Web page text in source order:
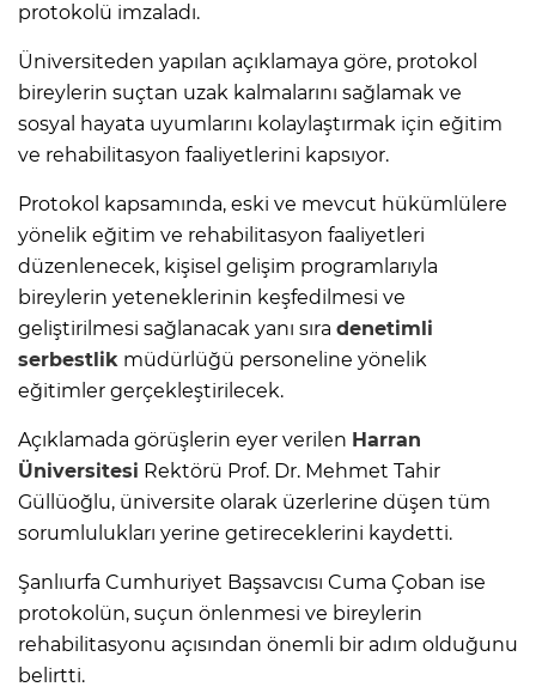
protokolü imzaladı.
Üniversiteden yapılan açıklamaya göre, protokol
bireylerin suçtan uzak kalmalarını sağlamak ve
sosyal hayata uyumlarını kolaylaştırmak için eğitim
ve rehabilitasyon faaliyetlerini kapsıyor.
Protokol kapsamında, eski ve mevcut hükümlülere
yönelik eğitim ve rehabilitasyon faaliyetleri
düzenlenecek, kişisel gelişim programlarıyla
bireylerin yeteneklerinin keşfedilmesi ve
geliştirilmesi sağlanacak yanı sıra denetimli
serbestlik müdürlüğü personeline yönelik
eğitimler gerçekleştirilecek.
Açıklamada görüşlerin eyer verilen Harran
Üniversitesi Rektörü Prof. Dr. Mehmet Tahir
Güllüoğlu, üniversite olarak üzerlerine düşen tüm
sorumlulukları yerine getireceklerini kaydetti.
Şanlıurfa Cumhuriyet Başsavcısı Cuma Çoban ise
protokolün, suçun önlenmesi ve bireylerin
rehabilitasyonu açısından önemli bir adım olduğunu
belirtti.